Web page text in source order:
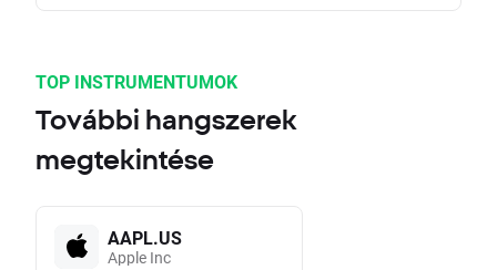
TOP INSTRUMENTUMOK
További hangszerek
megtekintése
AAPL.US
Apple Inc